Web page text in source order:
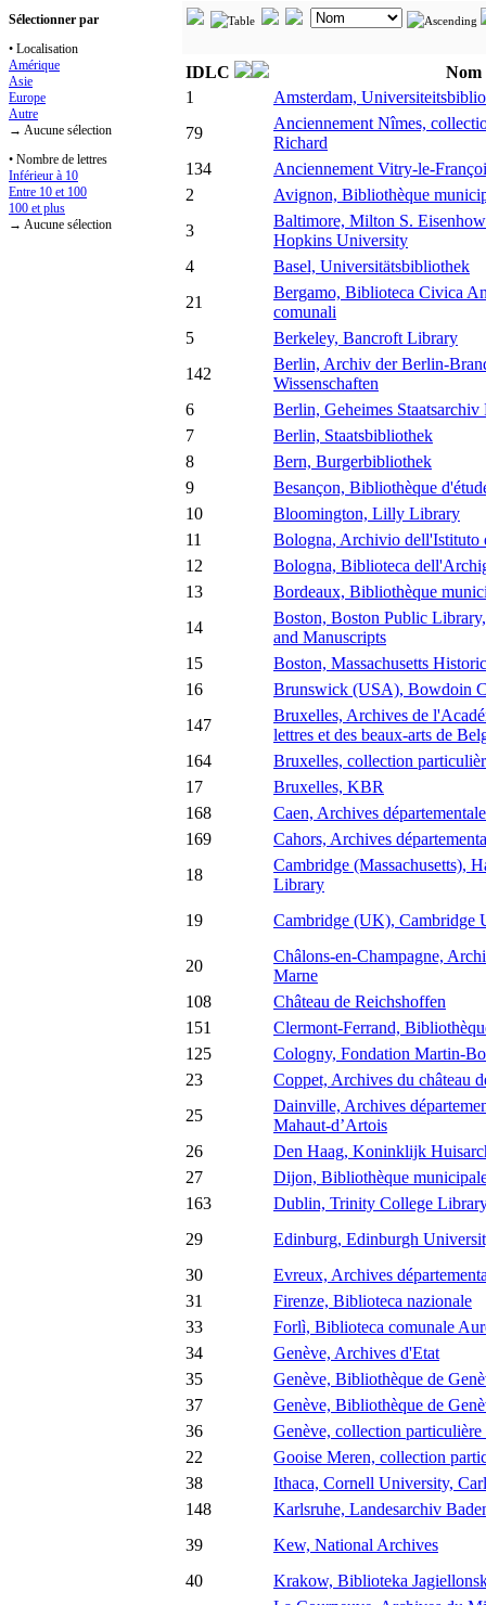
Sélectionner par
• Localisation
Amérique
Asie
Europe
Autre
→ Aucune sélection
• Nombre de lettres
Inférieur à 10
Entre 10 et 100
100 et plus
→ Aucune sélection
IDLC
Nom
1
Amsterdam,
79
Anciennement Nîmes,
Richard
134
Anciennement Vitry-le-
2
Avignon, Bibliothèque
3
Baltimore, Milton S.
Hopkins University
4
Basel, Universitätsbibliothek
21
Bergamo, Biblioteca Civica
comunali
5
Berkeley, Bancroft Library
142
Berlin, Archiv der Berlin-
Wissenschaften
6
Berlin, Geheimes
7
Berlin, Staatsbibliothek
8
Bern, Burgerbibliothek
9
Besançon, Bibliothèque
10
Bloomington, Lilly Library
11
Bologna, Archivio dell'Istituto
12
Bologna, Biblioteca
13
Bordeaux, Bibliothèque
14
Boston, Boston Public
and Manuscripts
15
Boston, Massachusetts
16
Brunswick (USA), Bowdoin
147
Bruxelles, Archives de
lettres et des beaux-arts de
164
Bruxelles, collection
17
Bruxelles, KBR
168
Caen, Archives
169
Cahors, Archives
18
Cambridge (Massachusetts),
Library
19
Cambridge (UK), Cambridge
20
Châlons-en-Champagne,
Marne
108
Château de Reichshoffen
151
Clermont-Ferrand,
125
Cologny, Fondation Martin-
23
Coppet, Archives du château
25
Dainville, Archives
Mahaut-d’Artois
26
Den Haag, Koninklijk
27
Dijon, Bibliothèque
163
Dublin, Trinity College
29
Edinburg, Edinburgh
30
Evreux, Archives
31
Firenze, Biblioteca nazionale
33
Forlì, Biblioteca comunale
34
Genève, Archives d'Etat
35
Genève, Bibliothèque de
37
Genève, Bibliothèque de
36
Genève, collection
22
Gooise Meren, collection
38
Ithaca, Cornell University,
148
Karlsruhe, Landesarchiv
39
Kew, National Archives
40
Krakow, Biblioteka